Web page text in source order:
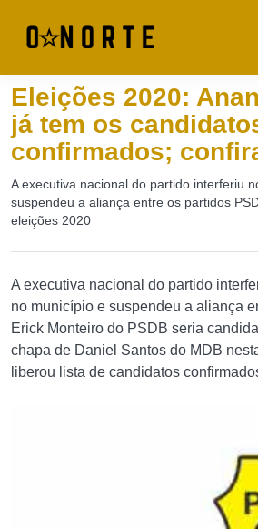
Eleições 2020:
já tem os
confirmados;
A executiva nacional do partido interferiu
suspendeu a aliança entre os partidos
eleições 2020
A executiva nacional do partido
no município e suspendeu a aliança
Erick Monteiro do PSDB seria
chapa de Daniel Santos do MDB
liberou lista de candidatos